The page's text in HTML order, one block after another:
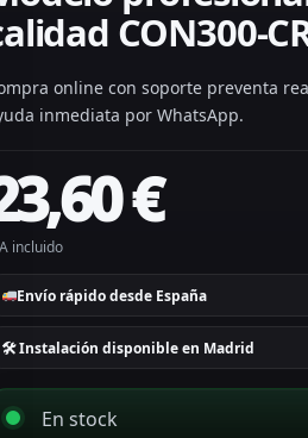
CON300-
online con soporte preventa
inmediata por WhatsApp.
€
incluido
Envío rápido desde España
🛠 Instalación disponible en Madrid
En stock